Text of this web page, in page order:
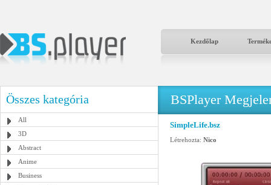
Kezdőlap
Összes kategória
All
3D
Abstract
Anime
Business
BSPlayer
SimpleLife.bsz
Létrehozta: Nico